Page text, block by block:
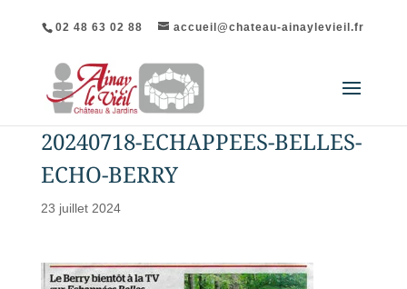
02 48 63 02 88 accueil@chateau-ainaylevieil.fr
20240718-ECHAPPEES-BELLES-
ECHO-BERRY
23 juillet 2024